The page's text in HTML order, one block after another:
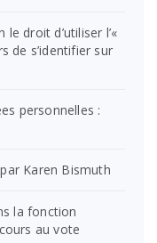
droit d’utiliser l’«
de s’identifier sur
personnelles :
par Karen Bismuth
la fonction
au vote